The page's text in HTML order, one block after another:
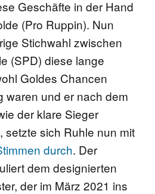
Geschäfte in der Hand
(Pro Ruppin). Nun
Stichwahl zwischen
(SPD) diese lange
Goldes Chancen
waren und er nach dem
der klare Sieger
setzte sich Ruhle nun mit
durch. Der
dem designierten
der im März 2021 ins